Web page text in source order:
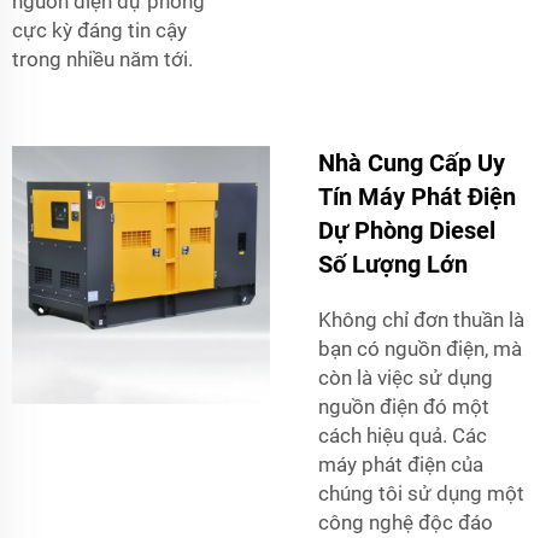
cực kỳ đáng tin cậy
trong nhiều năm tới.
Nhà Cung Cấp Uy
Tín Máy Phát Điện
Dự Phòng Diesel
Số Lượng Lớn
Không chỉ đơn thuần là
bạn có nguồn điện, mà
còn là việc sử dụng
nguồn điện đó một
cách hiệu quả. Các
máy phát điện của
chúng tôi sử dụng một
công nghệ độc đáo